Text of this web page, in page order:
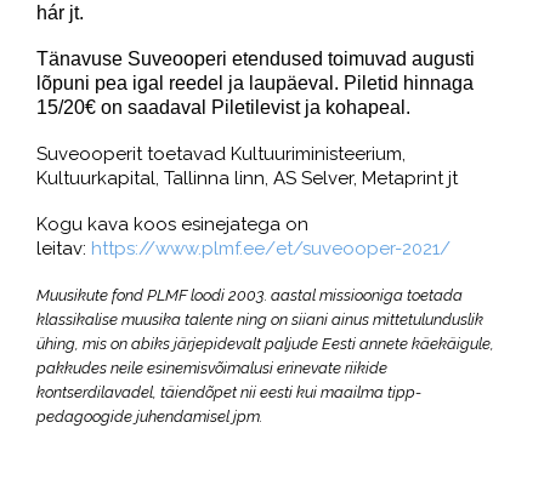
hár jt.
Tänavuse Suveooperi etendused toimuvad augusti
lõpuni pea igal reedel ja laupäeval. Piletid hinnaga
15/20€ on saadaval Piletilevist ja kohapeal.
Suveooperit toetavad Kultuuriministeerium,
Kultuurkapital, Tallinna linn, AS Selver, Metaprint jt
Kogu kava koos esinejatega on
leitav: https://www.plmf.ee/et/suveooper-2021/
Muusikute fond PLMF loodi 2003. aastal missiooniga toetada
klassikalise muusika talente ning on siiani ainus mittetulunduslik
ühing, mis on abiks järjepidevalt paljude Eesti annete käekäigule,
pakkudes neile esinemisvõimalusi erinevate riikide
kontserdilavadel, täiendõpet nii eesti kui maailma tipp-
pedagoogide juhendamisel jpm.